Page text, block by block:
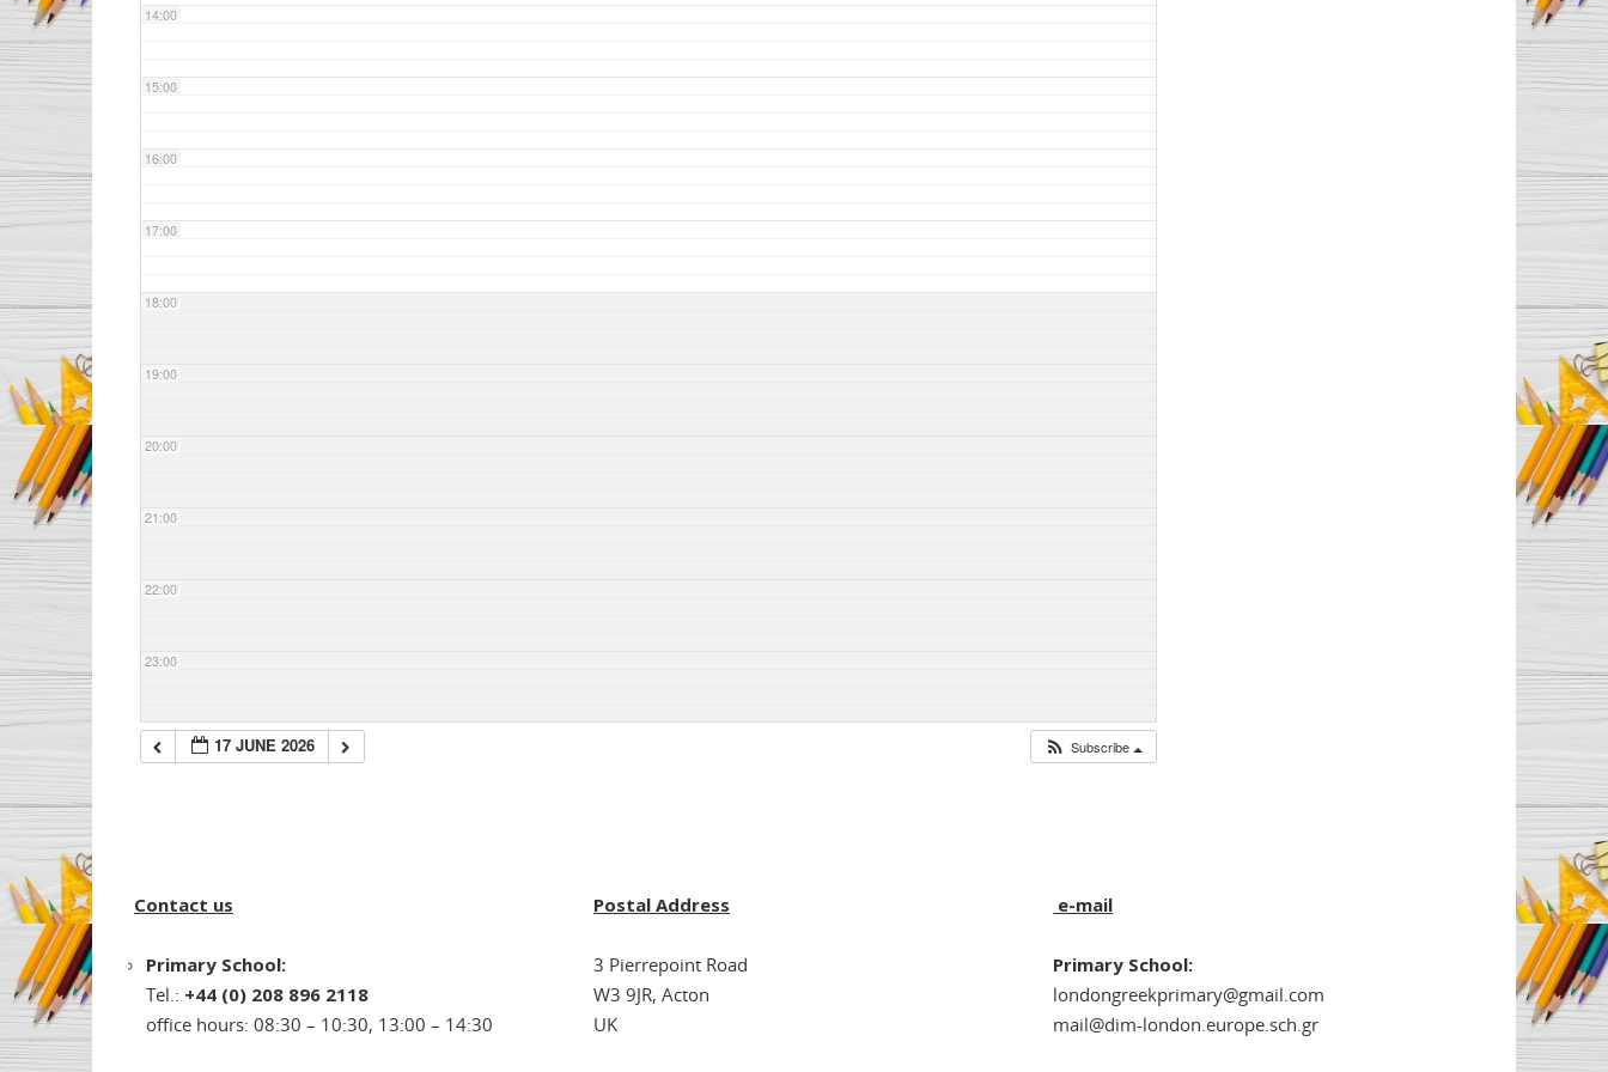
14:00
15:00
16:00
17:00
18:00
19:00
20:00
21:00
22:00
23:00
17 JUNE 2026 Subscribe
Contact us
Primary School:
Tel.: +44 (0) 208 896 2118
office hours: 08:30 – 10:30, 13:00 – 14:30
Postal Address
3 Pierrepoint Road
W3 9JR, Acton
UK
e-mail
Primary School:
londongreekprimary@gmail.com
mail@dim-london.europe.sch.gr